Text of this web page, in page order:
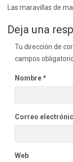
Navegación
entradas
Las maravillas de
Deja una
Tu dirección de
campos
Nombre*
Correo
Web